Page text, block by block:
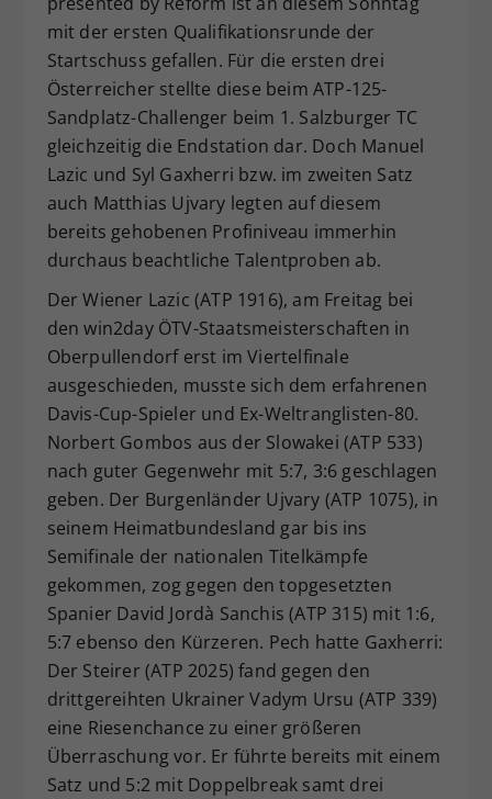
mit der ersten Qualifikationsrunde der
Startschuss gefallen. Für die ersten drei
Österreicher stellte diese beim ATP-125-
Sandplatz-Challenger beim 1. Salzburger TC
gleichzeitig die Endstation dar. Doch Manuel
Lazic und Syl Gaxherri bzw. im zweiten Satz
auch Matthias Ujvary legten auf diesem
bereits gehobenen Profiniveau immerhin
durchaus beachtliche Talentproben ab.
Der Wiener Lazic (ATP 1916), am Freitag bei
den win2day ÖTV-Staatsmeisterschaften in
Oberpullendorf erst im Viertelfinale
ausgeschieden, musste sich dem erfahrenen
Davis-Cup-Spieler und Ex-Weltranglisten-80.
Norbert Gombos aus der Slowakei (ATP 533)
nach guter Gegenwehr mit 5:7, 3:6 geschlagen
geben. Der Burgenländer Ujvary (ATP 1075), in
seinem Heimatbundesland gar bis ins
Semifinale der nationalen Titelkämpfe
gekommen, zog gegen den topgesetzten
Spanier David Jordà Sanchis (ATP 315) mit 1:6,
5:7 ebenso den Kürzeren. Pech hatte Gaxherri:
Der Steirer (ATP 2025) fand gegen den
drittgereihten Ukrainer Vadym Ursu (ATP 339)
eine Riesenchance zu einer größeren
Überraschung vor. Er führte bereits mit einem
Satz und 5:2 mit Doppelbreak samt drei
Zweck
Dieser Wert speichert Ihre Consent-
Einstellungen. Unter anderem eine
zufällig generierte ID, für die
historische Speicherung Ihrer
vorgenommen Einstellungen, falls der
Webseiten-Betreiber dies eingestellt
hat.